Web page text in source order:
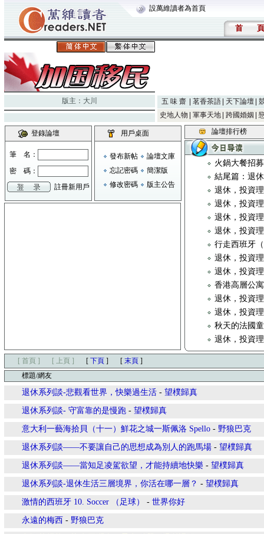
設萬維讀者為首頁
首 頁
版主： 大川 五 味 齋 茗香茶語 天下論壇
史地人物
軍事天地 跨國婚姻
登錄論壇
筆 名：
密 碼：
註冊新用戶
用戶桌面
發布新帖
論壇文庫
忘記密碼
簡潔版
修改密碼
版主公告
論壇排行榜
火鍋大餐招
結尾篇：退
退休，投資
退休，投資
退休，投資
退休，投資
行走西班牙
退休，投資
退休，投資
香港高層公
退休，投資
退休，投資
秋天的法國
退休，投資
[ 首頁 ] [ 上頁 ] [ 下頁 ] [ 末頁 ]
標題/網友
退休系列談-悲觀看世界，快樂過生活 - 望樸歸真
退休系列談- 守富靠的是慢跑 - 望樸歸真
意大利一藝海拾貝（十一）鮮花之城一斯佩洛 Spello - 野狼巴克
退休系列談——不要讓自己的思想成為別人的跑馬場 - 望樸歸真
退休系列談——當知足凌駕欲望，才能持續地快樂 - 望樸歸真
退休系列談-退休生活三層境界，你活在哪一層？ - 望樸歸真
激情的西班牙 10. Soccer （足球） - 世界你好
永遠的梅西 - 野狼巴克